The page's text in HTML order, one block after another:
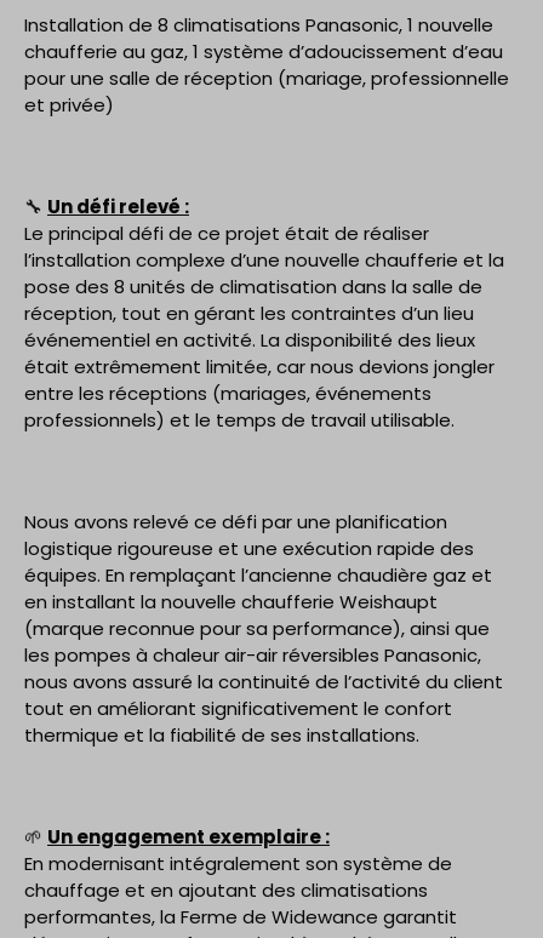
Installation de 8 climatisations Panasonic, 1 nouvelle
chaufferie au gaz, 1 système d’adoucissement d’eau
pour une salle de réception (mariage, professionnelle
et privée)
🔧 Un défi relevé :
Le principal défi de ce projet était de réaliser
l’installation complexe d’une nouvelle chaufferie et la
pose des 8 unités de climatisation dans la salle de
réception, tout en gérant les contraintes d’un lieu
événementiel en activité. La disponibilité des lieux
était extrêmement limitée, car nous devions jongler
entre les réceptions (mariages, événements
professionnels) et le temps de travail utilisable.
Nous avons relevé ce défi par une planification
logistique rigoureuse et une exécution rapide des
équipes. En remplaçant l’ancienne chaudière gaz et
en installant la nouvelle chaufferie Weishaupt
(marque reconnue pour sa performance), ainsi que
les pompes à chaleur air-air réversibles Panasonic,
nous avons assuré la continuité de l’activité du client
tout en améliorant significativement le confort
thermique et la fiabilité de ses installations.
🌱 Un engagement exemplaire :
En modernisant intégralement son système de
chauffage et en ajoutant des climatisations
performantes, la Ferme de Widewance garantit